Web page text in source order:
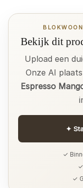
Bekijk dit
Upload een
Onze AI
Espresso
✦
✓
✓